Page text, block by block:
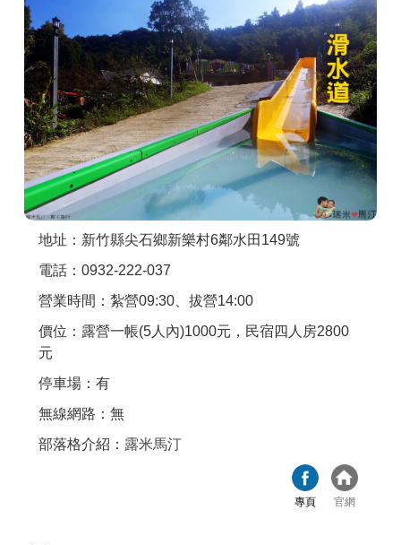
討論區
聯絡我們
APP下載
地址：新竹縣尖石鄉新樂村6鄰水田149號
電話：0932-222-037
營業時間：紮營09:30、拔營14:00
價位：露營一帳(5人內)1000元，民宿四人房2800
元
停車場：有
無線網路：無
部落格介紹： 露米馬汀
專頁 官網